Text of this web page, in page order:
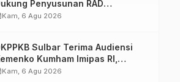
Penyusunan RAD
SDGs Sulawesi Barat
Kam, 6 Agu 2026
Sulbar Terima Audiensi
Kumham Imipas RI,
Pelayanan Kesehatan bagi
Kam, 6 Agu 2026